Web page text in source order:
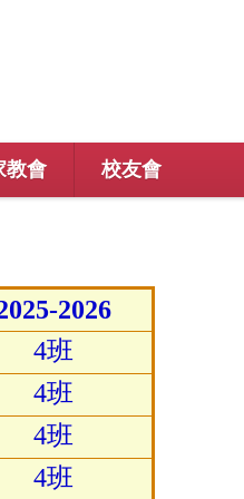
教會 校友會
2026
4班
4班
4班
4班